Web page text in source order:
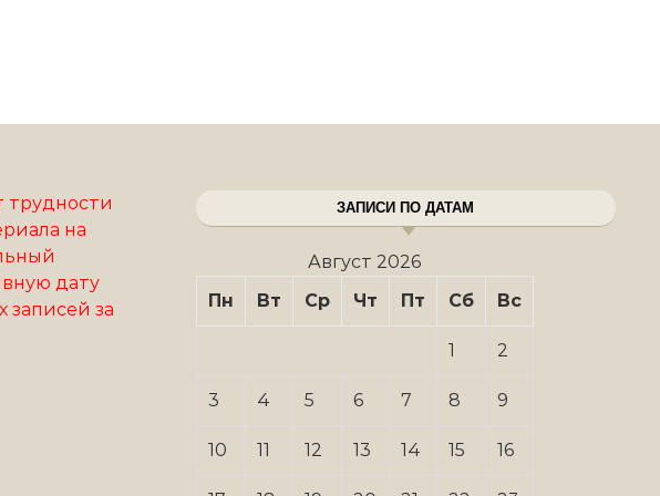
трудности
на
дату
записей за
ЗАПИСИ ПО ДАТАМ
Август 2026
Пн
Вт Ср Чт Пт Сб Вс
1 2
3 4 5 6 7 8 9
10 11 12 13 14 15 16